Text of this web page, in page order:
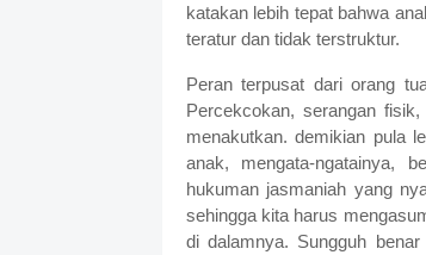
katakan lebih tepat bahwa
teratur dan tidak terstruktur.
Peran terpusat dari orang
Percekcokan, serangan
menakutkan. demikian pula
anak, mengata-ngatainya,
hukuman jasmaniah yang
sehingga kita harus
di dalamnya. Sungguh